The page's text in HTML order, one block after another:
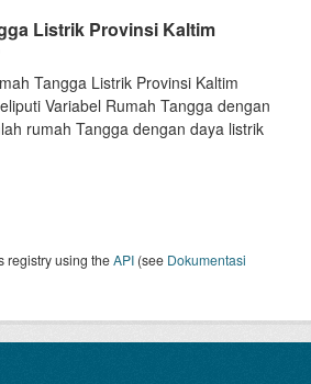
Listrik Provinsi Kaltim
Tangga Listrik Provinsi Kaltim
Variabel Rumah Tangga dengan
rumah Tangga dengan daya listrik
registry using theAPI (see Dokumentasi